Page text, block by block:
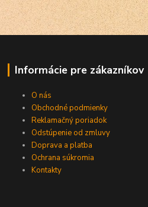
Informácie pre zákazníkov
O nás
Obchodné podmienky
Reklamačný poriadok
Odstúpenie od zmluvy
Doprava a platba
Ochrana súkromia
Kontakty